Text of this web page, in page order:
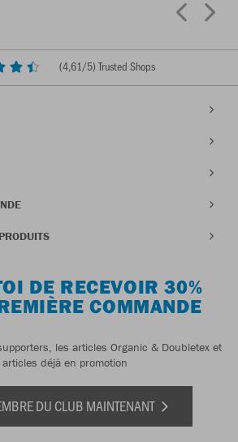
(4,61/5) Trusted Shops
DE RECEVOIR 30%
COMMANDE
les articles Organic & Doubletex et
articles déjà en promotion
DU CLUB MAINTENANT